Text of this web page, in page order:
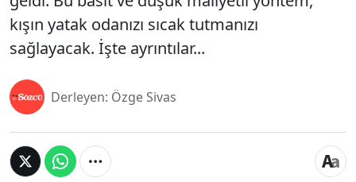
kışın yatak odanızı sıcak tutmanızı
sağlayacak. İşte ayrıntılar...
Derleyen: Özge Sivas